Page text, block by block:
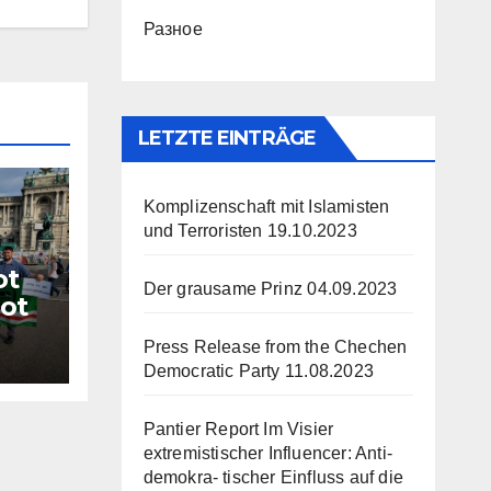
Разное
LETZTE EINTRÄGE
Komplizenschaft mit Islamisten
und Terroristen 19.10.2023
Der grausame Prinz 04.09.2023
Press Release from the Chechen
Democratic Party 11.08.2023
Pantier Report Im Visier
extremistischer Influencer: Anti-
demokra- tischer Einfluss auf die